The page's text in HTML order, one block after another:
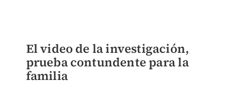
El video de la investigación,
prueba contundente para la
familia